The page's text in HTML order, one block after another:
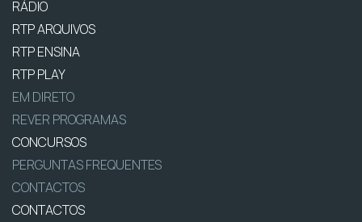
RÁDIO
RTP ARQUIVOS
RTP ENSINA
RTP PLAY
EM DIRETO
REVER PROGRAMAS
CONCURSOS
PERGUNTAS FREQUENTES
CONTACTOS
CONTACTOS